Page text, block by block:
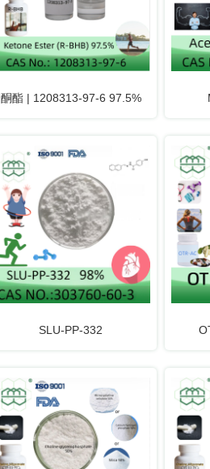
酮酯 | 1208313-97-6 97.5%
SLU-PP-332